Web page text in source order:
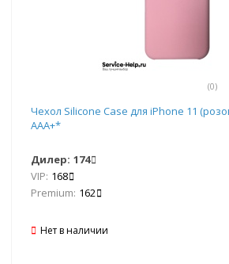
(0)
Чехол Silicone Case для iPhone 11
AAA+*
Дилер: 174
VIP: 168
Premium: 162
Нет в наличии